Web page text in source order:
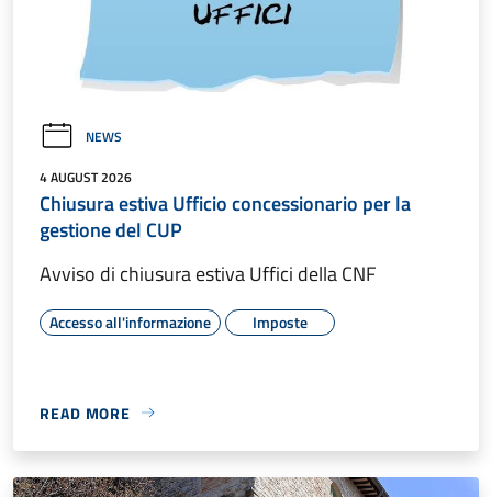
NEWS
4 AUGUST 2026
Chiusura estiva Ufficio concessionario per la
gestione del CUP
Avviso di chiusura estiva Uffici della CNF
Accesso all'informazione Imposte
READ MORE